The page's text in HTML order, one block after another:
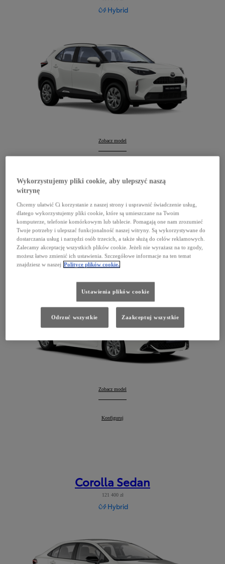
Hybrid
Yaris Cross:
Zobacz model
Corolla Hatchback
127 900 zł
Hybrid
Corolla Hatchback
Zobacz model
Corolla Hatchback
Konfiguruj
Corolla Sedan
121 400 zł
Hybrid
Wykorzystujemy pliki cookie, aby ulepszyć naszą
witrynę
Chcemy ułatwić Ci korzystanie z naszej strony i usprawnić świadczenie usług,
dlatego wykorzystujemy pliki cookie, które są umieszczane na Twoim
komputerze, telefonie komórkowym lub tablecie. Pomagają one nam zrozumieć
Twoje potrzeby i ulepszać funkcjonalność naszej witryny. Są wykorzystywane do
dostarczania usług i narzędzi osób trzecich, a także służą do celów reklamowych.
Zalecamy akceptację wszystkich plików cookie. Jeżeli nie wyrażasz na to zgody,
możesz łatwo zmienić ich ustawienia. Szczegółowe informacje na ten temat
znajdziesz w naszej Polityce plików cookie.
Ustawienia plików cookie
Odrzuć wszystkie Zaakceptuj wszystkie